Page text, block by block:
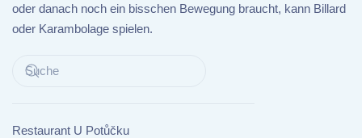
oder danach noch ein bisschen Bewegung braucht, kann Billard
oder Karambolage spielen.
Restaurant U Potůčku